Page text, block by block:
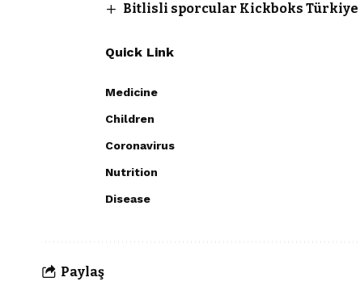
Bitlisli sporcular Kickboks Türkiye
Quick Link
Medicine
Children
Coronavirus
Nutrition
Disease
Paylaş